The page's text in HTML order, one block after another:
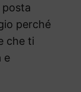
posta
perché
che ti
e